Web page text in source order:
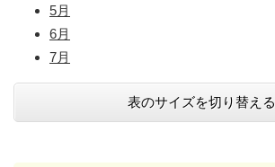
5月
6月
7月
表のサイズを切り替える